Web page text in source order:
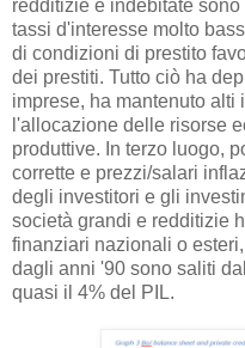
redditizie e indebitate
tassi d'interesse molto
di condizioni di prestito
dei prestiti. Tutto ciò ha
imprese, ha mantenuto alti
l'allocazione delle risorse
produttive. In terzo luogo,
corrette e prezzi/salari
degli investitori e gli
società grandi e redditizie
finanziari nazionali o
dagli anni '90 sono saliti
quasi il 4% del PIL.